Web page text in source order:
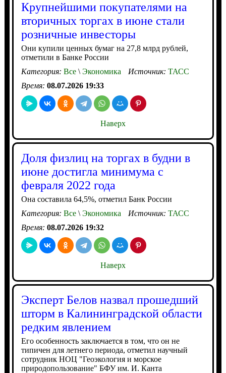
Крупнейшими покупателями на
вторичных торгах в июне стали
розничные инвесторы
Они купили ценных бумаг на 27,8 млрд рублей,
отметили в Банке России
Категория: Все\Экономика Источник: ТАСС
Время: 08.07.2026 19:33
Наверх
Доля физлиц на торгах в будни в
июне достигла минимума с
февраля 2022 года
Она составила 64,5%, отметил Банк России
Категория: Все\Экономика Источник: ТАСС
Время: 08.07.2026 19:32
Наверх
Эксперт Белов назвал прошедший
шторм в Калининградской области
редким явлением
Его особенность заключается в том, что он не
типичен для летнего периода, отметил научный
сотрудник НОЦ "Геоэкология и морское
природопользование" БФУ им. И. Канта